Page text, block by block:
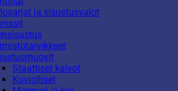
ja sisustusvalot
Staattiset kalvot
Kuviolliset